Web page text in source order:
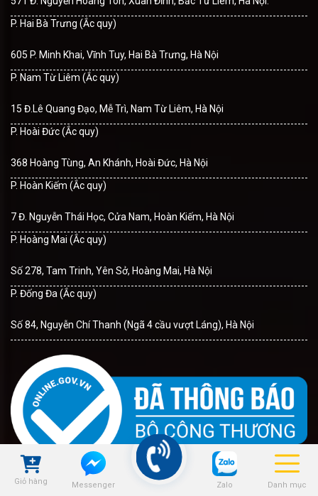
Giỏ hàng Messenger Zalo Danh mục
P. Hai Bà Trưng (Ắc quy)
605 P. Minh Khai, Vĩnh Tuy, Hai Bà Trưng, Hà Nội
P. Nam Từ Liêm (Ắc quy)
15 Đ.Lê Quang Đạo, Mễ Trì, Nam Từ Liêm, Hà Nội
P. Hoài Đức (Ắc quy)
368 Hoàng Tùng, An Khánh, Hoài Đức, Hà Nội
P. Hoàn Kiếm (Ắc quy)
7 Đ. Nguyễn Thái Học, Cửa Nam, Hoàn Kiếm, Hà Nội
P. Hoàng Mai (Ắc quy)
Số 278, Tam Trinh, Yên Sở, Hoàng Mai, Hà Nội
P. Đống Đa (Ắc quy)
Số 84, Nguyễn Chí Thanh (Ngã 4 cầu vượt Láng), Hà Nội